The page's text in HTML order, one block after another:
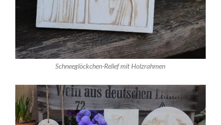
Schneeglöckchen-Relief mit Holzrahmen